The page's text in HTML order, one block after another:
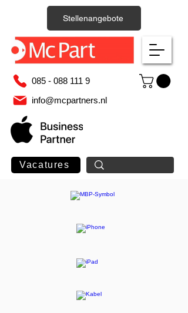
085 - 088 111 9
info@mcpartners.nl
Vacatures
Stellenangebote